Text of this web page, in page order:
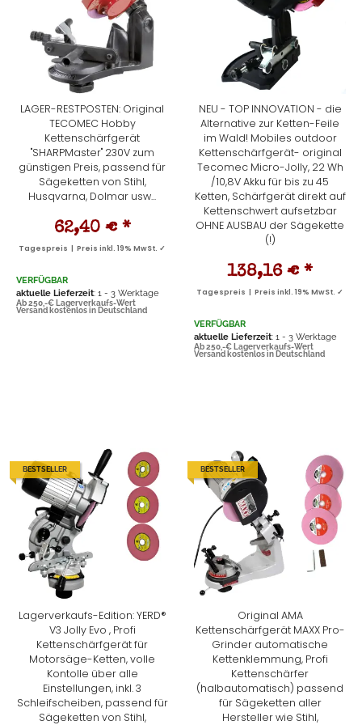
LAGER-RESTPOSTEN: Original
TECOMEC Hobby
Kettenschärfgerät
"SHARPMaster" 230V zum
günstigen Preis, passend für
Sägeketten von Stihl,
Husqvarna, Dolmar usw...
62,40 € *
Tagespreis | Preis inkl. 19% MwSt. ✓
VERFÜGBAR
aktuelle Lieferzeit: 1 - 3 Werktage
Ab 250,-€ Lagerverkaufs-Wert
Versand kostenlos in Deutschland
NEU - TOP INNOVATION - die
Alternative zur Ketten-Feile
im Wald! Mobiles outdoor
Kettenschärfgerät- original
Tecomec Micro-Jolly, 22 Wh
/10,8V Akku für bis zu 45
Ketten, Schärfgerät direkt auf
Kettenschwert aufsetzbar
OHNE AUSBAU der Sägekette
(!)
138,16 € *
Tagespreis | Preis inkl. 19% MwSt. ✓
VERFÜGBAR
aktuelle Lieferzeit: 1 - 3 Werktage
Ab 250,-€ Lagerverkaufs-Wert
Versand kostenlos in Deutschland
BESTSELLER
Lagerverkaufs-Edition: YERD®
V3 Jolly Evo , Profi
Kettenschärfgerät für
Motorsäge-Ketten, volle
Kontolle über alle
Einstellungen, inkl. 3
Schleifscheiben, passend für
Sägeketten von Stihl,
BESTSELLER
Original AMA
Kettenschärfgerät MAXX Pro-
Grinder automatische
Kettenklemmung, Profi
Kettenschärfer
(halbautomatisch) passend
für Sägeketten aller
Hersteller wie Stihl,